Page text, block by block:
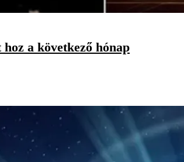
a következő hónap